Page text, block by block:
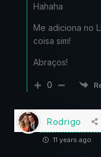
Hahaha
Me adiciona no
coisa sim!
Abraços!
0
Rodrigo
11 years ago